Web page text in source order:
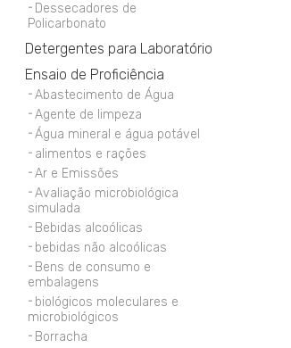
Dessecadores de
Policarbonato
Detergentes para Laboratório
Ensaio de Proficiência
Abastecimento de Água
Agente de limpeza
Água mineral e água potável
alimentos e rações
Ar e Emissões
Avaliação microbiológica
simulada
Bebidas alcoólicas
bebidas não alcoólicas
Bens de consumo e
embalagens
biológicos moleculares e
microbiológicos
Borracha